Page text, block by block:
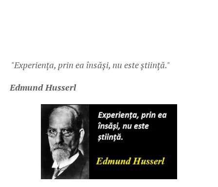
"Experiența, prin ea însăși, nu este știință."
Edmund Husserl